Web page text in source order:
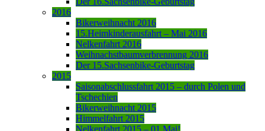
2016
Bikerweihnacht 2016
15.Heimkinderausfahrt – Mai 2016
Nelkenfahrt 2016
Weihnachstbaumverbrennung 2016
Der 15.Sachsenbike-Geburtstag
2015
Saisonabschlussfahrt 2015 – durch Polen und
Tschechien
Bikerweihnacht 2015
Himmelfahrt 2015
Nelkenfahrt 2015 – 01.Mai!